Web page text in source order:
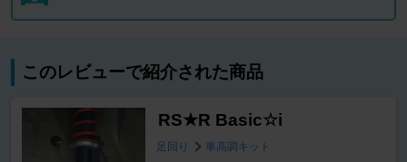
このレビューで紹介された商品
RS★R Basic☆i
足回り
車高調キット